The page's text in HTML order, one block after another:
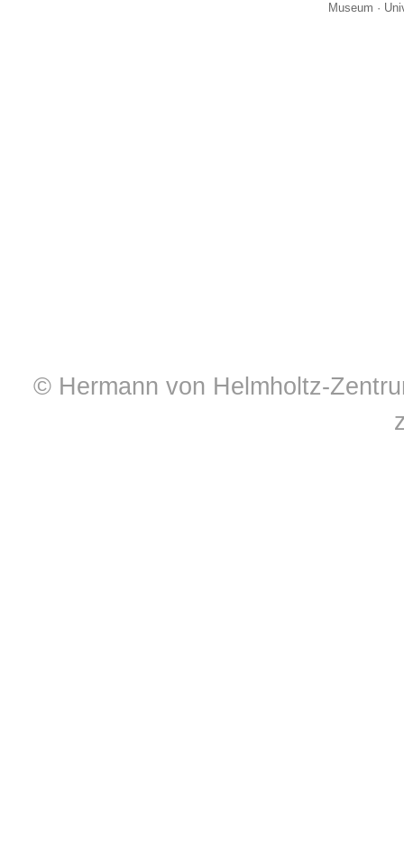
Museum ·
© Hermann von Helmholtz-